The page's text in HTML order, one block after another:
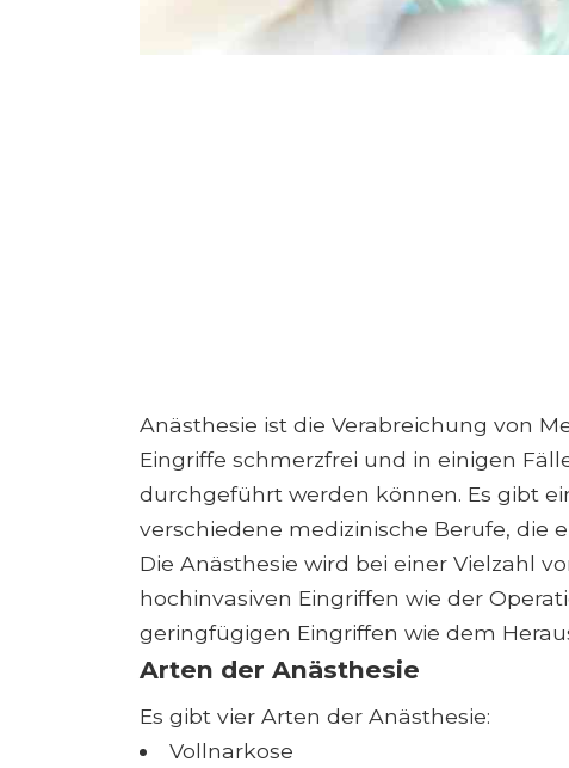
Anästhesie ist die Verabreichung von
Eingriffe schmerzfrei und in einigen
durchgeführt werden können. Es gibt
verschiedene medizinische Berufe, die
Die Anästhesie wird bei einer Vielzahl
hochinvasiven Eingriffen wie der
geringfügigen Eingriffen wie dem
Arten der Anästhesie
Es gibt vier Arten der Anästhesie:
Vollnarkose